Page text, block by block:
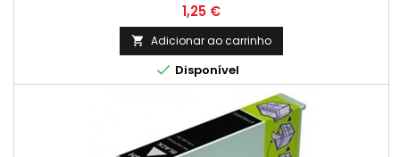
Preço
1,25 €
 Adicionar ao carrinho
 Disponível